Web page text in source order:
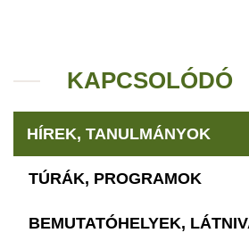
KAPCSOLÓDÓ
HÍREK, TANULMÁNYOK
TÚRÁK, PROGRAMOK
BEMUTATÓHELYEK,